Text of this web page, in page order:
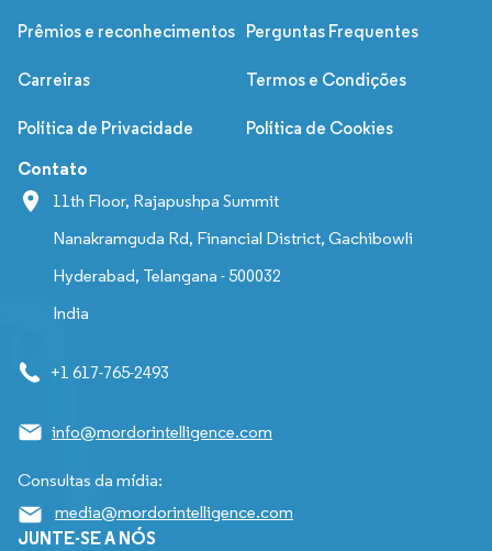
Prêmios e reconhecimentos Perguntas Frequentes
Carreiras Termos e Condições
Política de Privacidade Política de Cookies
Contato
11th Floor, Rajapushpa Summit
Nanakramguda Rd, Financial District, Gachibowli
Hyderabad, Telangana - 500032
India
+1 617-765-2493
info@mordorintelligence.com
Consultas da mídia:
media@mordorintelligence.com
JUNTE-SE A NÓS